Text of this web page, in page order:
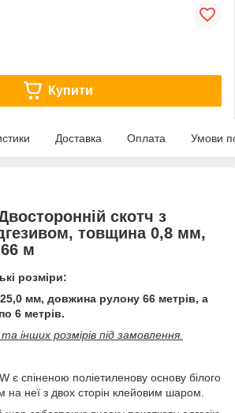
Купити
Доставка Оплата Умови
скотч з
товщина 0,8 мм,
м
розміри:
мм, довжина рулону 66 метрів, а
6 метрів.
інших розмірів під замовлення.
є спіненою поліетиленову основу білого
на неї з двох сторін клейовим шаром.